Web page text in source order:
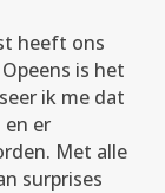
heeft ons
is het
ik me dat
en er
Met alle
surprises